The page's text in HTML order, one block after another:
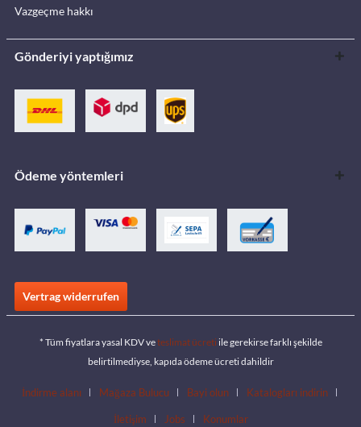
Vazgeçme hakkı
Gönderiyi yaptığımız
Ödeme yöntemleri
Vertrag widerrufen
* Tüm fiyatlara yasal KDV veteslimat ücreti ile gerekirse farklı şekilde
belirtilmediyse, kapıda ödeme ücreti dahildir
İndirme alanı Mağaza Bulucu Bayi olun Katalogları indirin
İletişim Jobs Konumlar